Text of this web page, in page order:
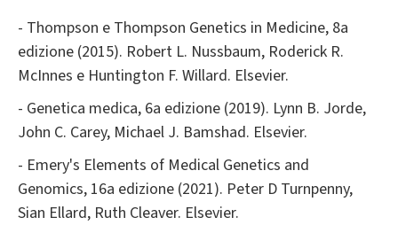
- Thompson e Thompson Genetics in Medicine, 8a
edizione (2015). Robert L. Nussbaum, Roderick R.
McInnes e Huntington F. Willard. Elsevier.
- Genetica medica, 6a edizione (2019). Lynn B. Jorde,
John C. Carey, Michael J. Bamshad. Elsevier.
- Emery's Elements of Medical Genetics and
Genomics, 16a edizione (2021). Peter D Turnpenny,
Sian Ellard, Ruth Cleaver. Elsevier.